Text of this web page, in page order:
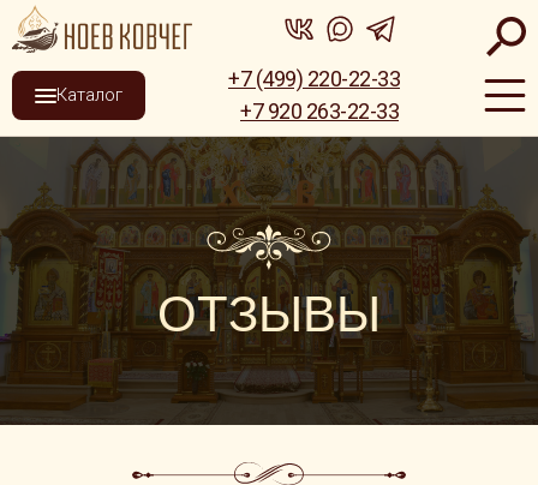
+7 920 263-22-33
+7 (499) 220-22-33
Каталог
ОТЗЫВЫ